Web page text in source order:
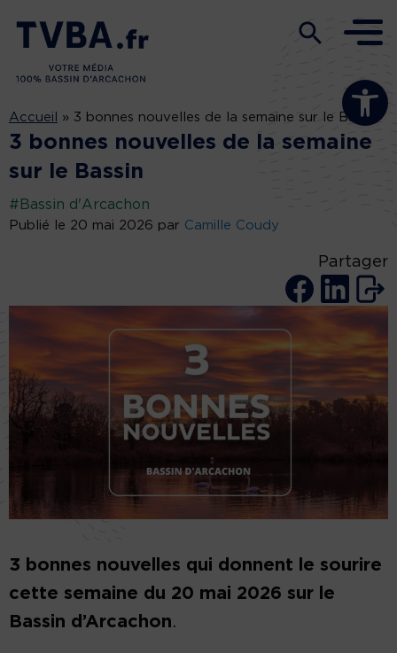
Ouvrir la
Accueil » 3 bonnes nouvelles de la semaine sur le Bassin
3 bonnes nouvelles de la semaine
sur le Bassin
#Bassin d'Arcachon
Publié le 20 mai 2026 par Camille Coudy
Partager
3 bonnes nouvelles qui donnent le sourire
cette semaine du 20 mai 2026 sur le
Bassin d’Arcachon.